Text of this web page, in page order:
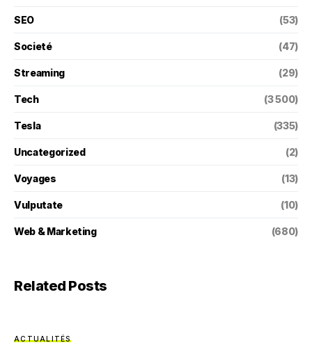
SEO (53)
Societé (47)
Streaming (29)
Tech (3 500)
Tesla (335)
Uncategorized (2)
Voyages (13)
Vulputate (10)
Web & Marketing (680)
Related Posts
ACTUALITÉS